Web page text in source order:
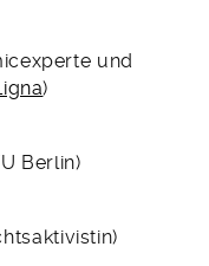
und
)
Berlin)